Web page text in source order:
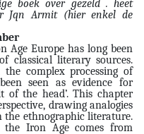
boek over gezeld . heet
Jqn Armit (hier enkel de
Europe has long been
classical literary sources.
complex processing of
seen as evidence for
of the head’. This chapter
drawing analogies
the ethnographic literature.
Iron Age comes from